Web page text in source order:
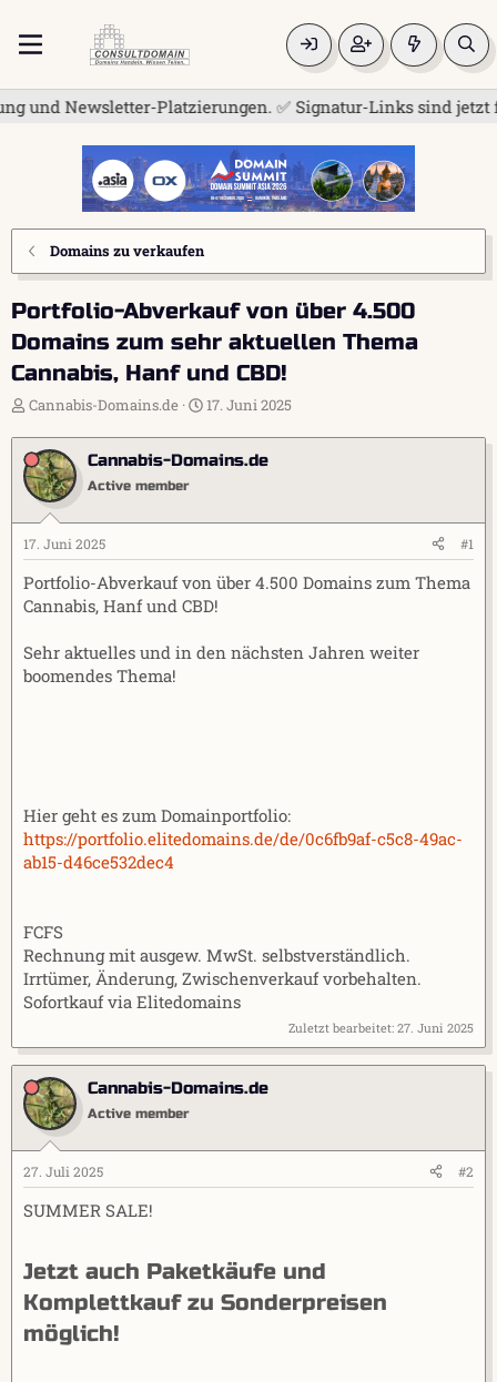
Platzierungen. ✅ Signatur-Links sind jetzt für
Domains zu verkaufen
Portfolio-Abverkauf von über 4.500
Domains zum sehr aktuellen Thema
Cannabis, Hanf und CBD!
E
s
t
e
l
e
r
Cannabis-Domains.de
E
s
t
l
a
m
17. Juni 2025
Cannabis-Domains.de
Active member
17. Juni 2025 #1
Portfolio-Abverkauf von über 4.500 Domains zum Thema
Cannabis, Hanf und CBD!
Sehr aktuelles und in den nächsten Jahren weiter
boomendes Thema!
Hier geht es zum Domainportfolio:
https://portfolio.elitedomains.de/de/0c6fb9af-c5c8-49ac-
ab15-d46ce532dec4
FCFS
Rechnung mit ausgew. MwSt. selbstverständlich.
Irrtümer, Änderung, Zwischenverkauf vorbehalten.
Sofortkauf via Elitedomains
Zuletzt bearbeitet: 27. Juni 2025
Cannabis-Domains.de
Active member
27. Juli 2025 #2
SUMMER SALE!
Jetzt auch Paketkäufe und
Komplettkauf zu Sonderpreisen
möglich!​